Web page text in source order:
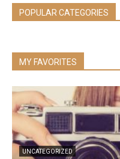
POPULAR CATEGORIES
MY FAVORITES
UNCATEGORIZED